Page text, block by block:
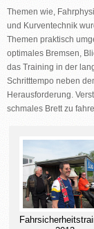
Themen wie,
und Kurventechnik
Themen praktisch
optimales Bremsen,
das Training in der
Schritttempo neben
Herausforderung.
schmales Brett zu